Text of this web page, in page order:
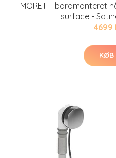
MORETTI bordmonteret
surface -
4699
KØB